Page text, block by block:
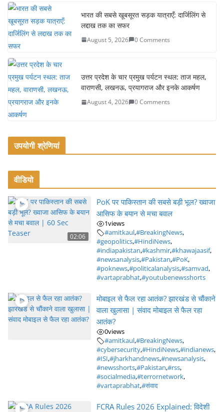
o
k
भारत की सबसे खूबसूरत सड़क यात्राएँ: दार्जिलिंग से
लद्दाख तक का सफर
August 5, 2026 0 Comments
उत्तर प्रदेश के चार प्रमुख पर्यटन स्थल: ताज महल,
वाराणसी, लखनऊ, प्रयागराज और इनके आकर्षण
August 4, 2026 0 Comments
उपयोगी श्रेणियां
वीडियो
02:06
PoK पर पाकिस्तान की सबसे बड़ी भूल? ख्वाजा
आसिफ के बयान से मचा बवाल
1views
#amitkaul,#BreakingNews,
#geopolitics,#HindiNews,
#indiapakistan,#kashmir,#khawajaasif,
#newsanalysis,#Pakistan,#PoK,
#poknews,#politicalanalysis,#samvad,
#vartaprabhat,#youtubenewsshorts
मोबाइल से फैल रहा आतंक? झारखंड से चौंकाने
वाला खुलासा | संवाद मोबाइल से फैल रहा
आतंक?
0views
#amitkaul,#BreakingNews,
#cybersecurity,#HindiNews,#indianews,
#ISI,#jharkhandnews,#newsanalysis,
#newsshorts,#Pakistan,#rss,
#socialmedia,#terrornetwork,
#vartaprabhat,#संवाद
FCRA Rules 2026 Explained: विदेशी